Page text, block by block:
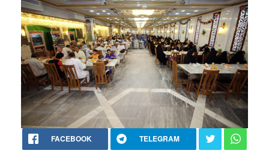
FACEBOOK TELEGRAM